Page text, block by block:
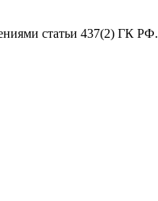
статьи 437(2) ГК